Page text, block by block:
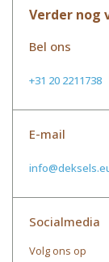
Verder nog
Bel ons
+31 20 2211738
E-mail
Socialmedia
Volg ons op